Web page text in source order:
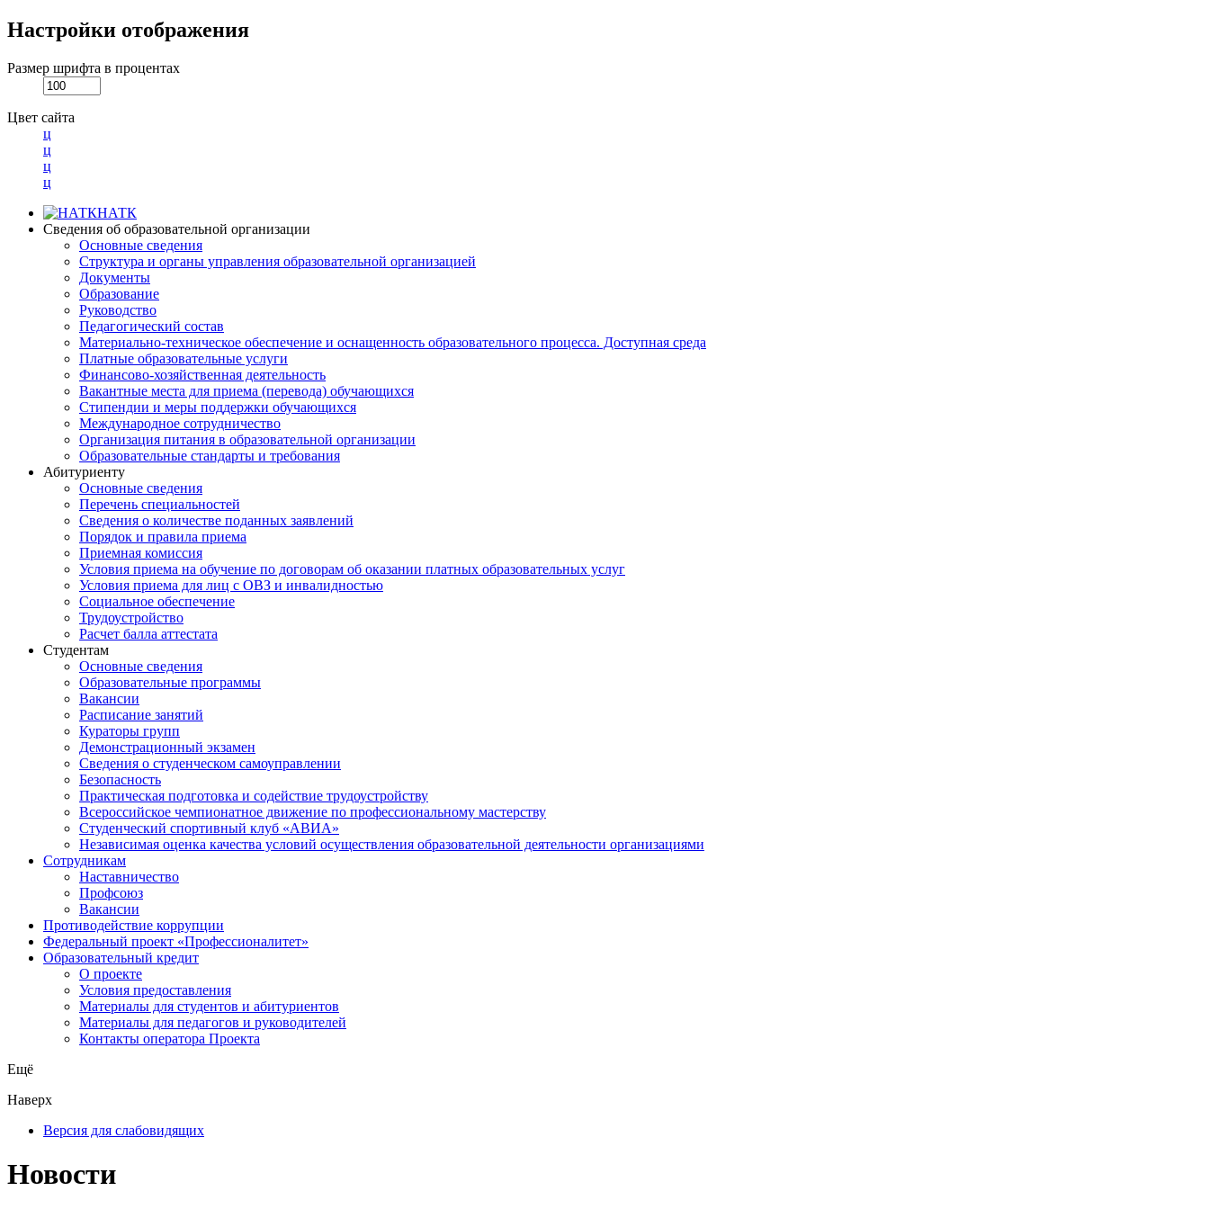
Настройки отображения
Размер шрифта в процентах
Цвет сайта
ц
ц
ц
ц
НАТК
Сведения об образовательной организации
Основные сведения
Структура и органы управления образовательной организацией
Документы
Образование
Руководство
Педагогический состав
Материально-техническое обеспечение и оснащенность образовательного процесса. Доступная среда
Платные образовательные услуги
Финансово-хозяйственная деятельность
Вакантные места для приема (перевода) обучающихся
Стипендии и меры поддержки обучающихся
Международное сотрудничество
Организация питания в образовательной организации
Образовательные стандарты и требования
Абитуриенту
Основные сведения
Перечень специальностей
Cведения о количестве поданных заявлений
Порядок и правила приема
Приемная комиссия
Условия приема на обучение по договорам об оказании платных образовательных услуг
Условия приема для лиц с ОВЗ и инвалидностью
Социальное обеспечение
Трудоустройство
Расчет балла аттестата
Студентам
Основные сведения
Образовательные программы
Вакансии
Расписание занятий
Кураторы групп
Демонстрационный экзамен
Сведения о студенческом самоуправлении
Безопасность
Практическая подготовка и содействие трудоустройству
Всероссийское чемпионатное движение по профессиональному мастерству
Студенческий спортивный клуб «АВИА»
Независимая оценка качества условий осуществления образовательной деятельности организациями
Сотрудникам
Наставничество
Профсоюз
Вакансии
Противодействие коррупции
Федеральный проект «Профессионалитет»
Образовательный кредит
О проекте
Условия предоставления
Материалы для студентов и абитуриентов
Материалы для педагогов и руководителей
Контакты оператора Проекта
Ещё
Наверх
Версия для слабовидящих
Новости